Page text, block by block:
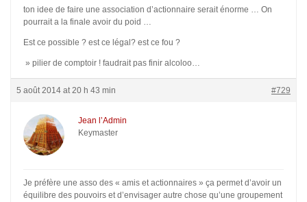
ton idee de faire une association d’actionnaire serait énorme … On
pourrait a la finale avoir du poid …
Est ce possible ? est ce légal? est ce fou ?
» pilier de comptoir ! faudrait pas finir alcoloo…
5 août 2014 at 20 h 43 min #729
Jean l’Admin
Keymaster
Je préfère une asso des « amis et actionnaires » ça permet d’avoir un
équilibre des pouvoirs et d’envisager autre chose qu’une groupement